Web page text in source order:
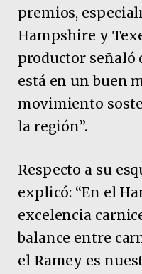
premios,
Hampshire y
productor señaló
está en un buen
movimiento
la región”.
Respecto a su
explicó: “En el
excelencia
balance entre
el Ramey es